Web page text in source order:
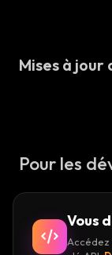
E
Mises à jour
Pour les
Vous
Accédez